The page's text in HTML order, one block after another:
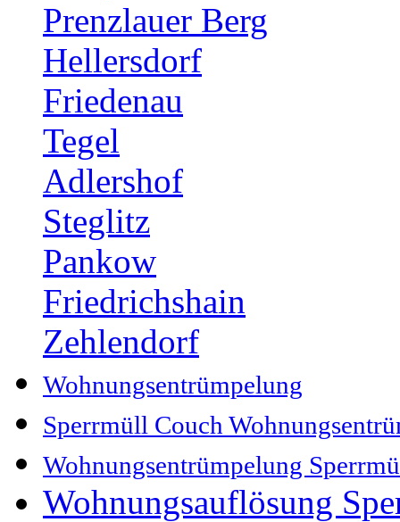
Prenzlauer Berg
Hellersdorf
Friedenau
Tegel
Adlershof
Steglitz
Pankow
Friedrichshain
Zehlendorf
Wohnungsentrümpelung
Sperrmüll Couch
Wohnungsentrümpelung
Wohnungsauflösung